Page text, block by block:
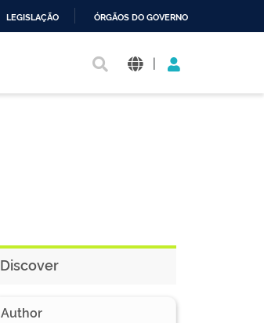
LEGISLAÇÃO ÓRGÃOS DO GOVERNO
|
Discover
Author